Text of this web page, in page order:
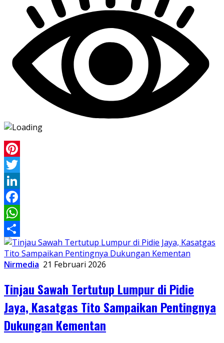
Pinterest
Twitter
LinkedIn
Facebook
WhatsApp
Share
Nirmedia 21 Februari 2026
Tinjau Sawah Tertutup Lumpur di Pidie
Jaya, Kasatgas Tito Sampaikan Pentingnya
Dukungan Kementan